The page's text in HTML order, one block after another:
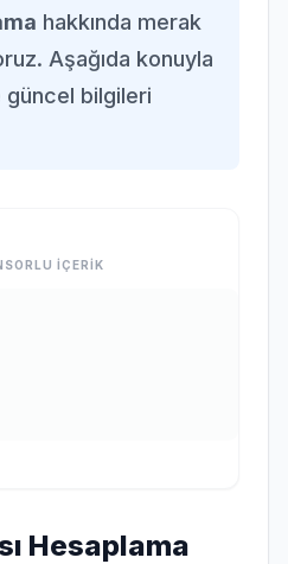
hakkında merak
Aşağıda konuyla
güncel bilgileri
İÇERİK
Hesaplama